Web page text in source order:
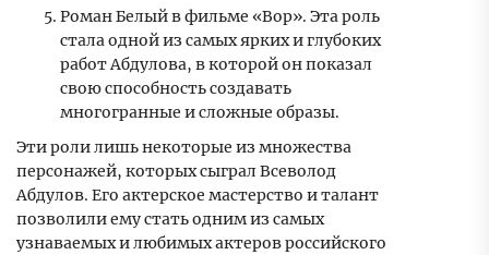
Роман Белый в фильме «Вор». Эта роль
стала одной из самых ярких и глубоких
работ Абдулова, в которой он показал
свою способность создавать
многогранные и сложные образы.
Эти роли лишь некоторые из множества
персонажей, которых сыграл Всеволод
Абдулов. Его актерское мастерство и талант
позволили ему стать одним из самых
узнаваемых и любимых актеров российского